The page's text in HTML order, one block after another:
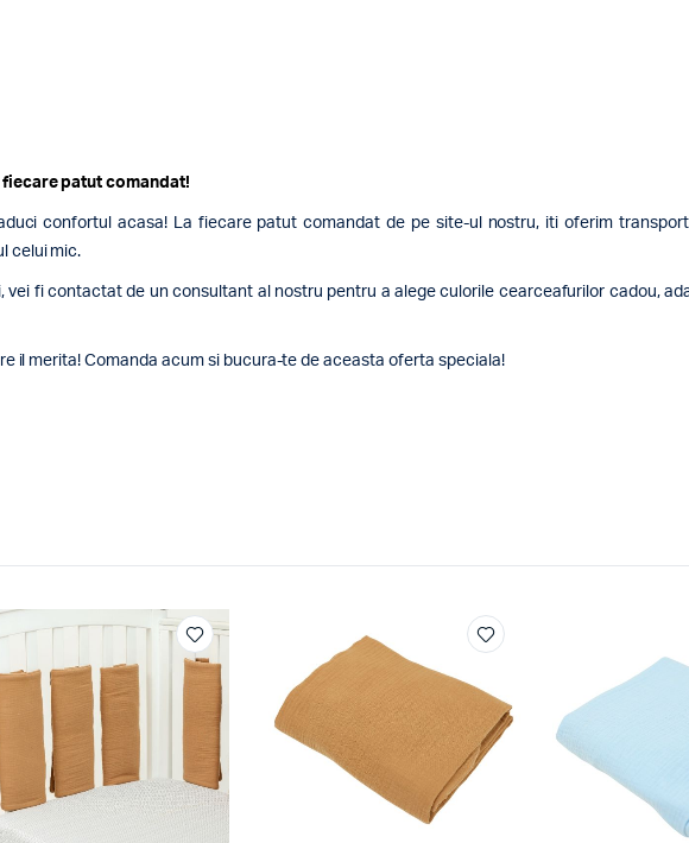
patut comandat!
confortul acasa! La fiecare patut comandat de pe site-ul nostru, iti oferim
celui mic.
vei fi contactat de un consultant al nostru pentru a alege culorile cearceafurilor cadou,
il merita! Comanda acum si bucura-te de aceasta oferta speciala!